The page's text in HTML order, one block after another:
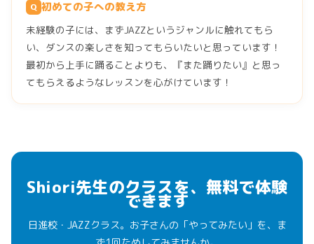
Q 初めての子への教え方
未経験の子には、まずJAZZというジャンルに触れてもら
い、ダンスの楽しさを知ってもらいたいと思っています！
最初から上手に踊ることよりも、『また踊りたい』と思っ
てもらえるようなレッスンを心がけています！
Shiori先生のクラスを、無料で体験
できます
日進校・JAZZクラス。お子さんの「やってみたい」を、ま